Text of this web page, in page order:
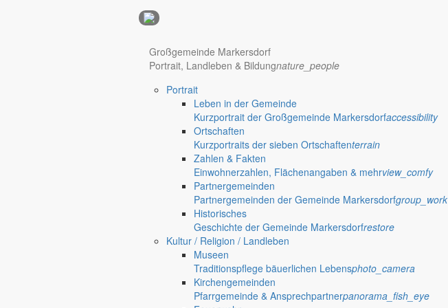
Regional werben auf markersdorf.de! anzeigen@gemeinde-markersdorf.de
Großgemeinde Markersdorf
Portrait, Landleben & Bildungnature_people
Portrait
Leben in der Gemeinde
Kurzportrait der Großgemeinde Markersdorfaccessibility
Ortschaften
Kurzportraits der sieben Ortschaftenterrain
Zahlen & Fakten
Einwohnerzahlen, Flächenangaben & mehrview_comfy
Partnergemeinden
Partnergemeinden der Gemeinde Markersdorfgroup_work
Historisches
Geschichte der Gemeinde Markersdorfrestore
Kultur / Religion / Landleben
Museen
Traditionspflege bäuerlichen Lebensphoto_camera
Kirchengemeinden
Pfarrgemeinde & Ansprechpartnerpanorama_fish_eye
Deutsch-Paulsdorf
Jauernick-Buschbach